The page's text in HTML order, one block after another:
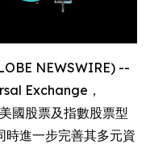
NEWSWIRE) --
Exchange，
國股票及指數股票型
時進一步完善其多元資